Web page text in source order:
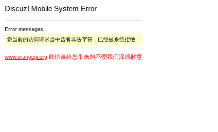
Discuz! Mobile System Error
Error messages:
您当前的访问请求当中含有非法字符，已经被系统拒绝
www.orangepi.org 此错误给您带来的不便我们深感歉意